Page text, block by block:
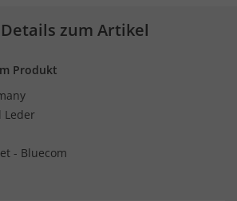
zum Artikel
Produkt
Leder
- Bluecom